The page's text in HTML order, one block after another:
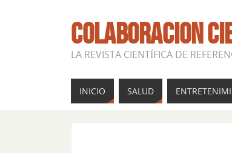
COLABORACION
LA REVISTA CIENTÍFICA DE
INICIO SALUD